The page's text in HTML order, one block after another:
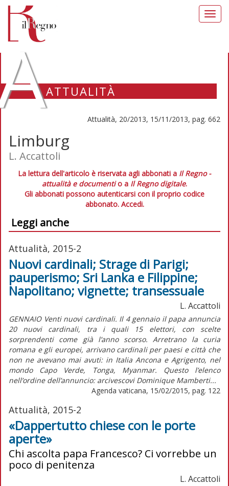
ATTUALITÀ
Attualità, 20/2013, 15/11/2013, pag. 662
Limburg
L. Accattoli
La lettura dell'articolo è riservata agli abbonati a Il Regno -
attualità e documentio a Il Regno digitale.
Gli abbonati possono autenticarsi con il proprio codice
abbonato. Accedi.
Leggi anche
Attualità, 2015-2
Nuovi cardinali; Strage di Parigi;
pauperismo; Sri Lanka e Filippine;
Napolitano; vignette; transessuale
L. Accattoli
GENNAIO Venti nuovi cardinali. Il 4 gennaio il papa annuncia
20 nuovi cardinali, tra i quali 15 elettori, con scelte
sorprendenti come già l’anno scorso. Arretrano la curia
romana e gli europei, arrivano cardinali per paesi e città che
non ne avevano mai avuti: in Italia Ancona e Agrigento, nel
mondo Capo Verde, Tonga, Myanmar. Questo l’elenco
nell’ordine dell’annuncio: arcivescovi Dominique Mamberti...
Agenda vaticana, 15/02/2015, pag. 122
Attualità, 2015-2
«Dappertutto chiese con le porte
aperte»
Chi ascolta papa Francesco? Ci vorrebbe un
poco di penitenza
L. Accattoli